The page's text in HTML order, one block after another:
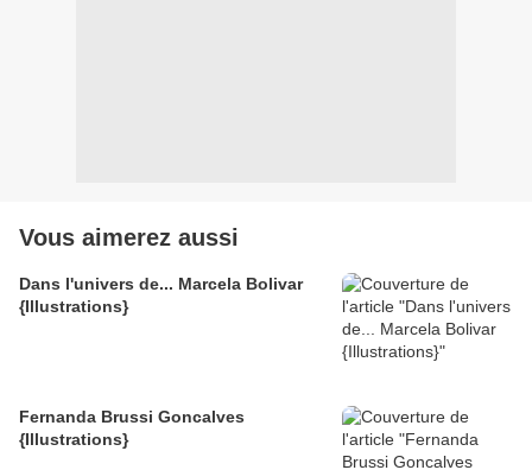
Vous aimerez aussi
Dans l'univers de... Marcela Bolivar
{Illustrations}
Fernanda Brussi Goncalves
{Illustrations}